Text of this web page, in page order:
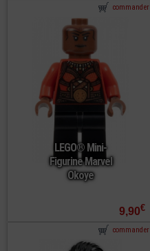
LEGO® Mini-
Figurine Marvel
Okoye
9,90€
commander
commander